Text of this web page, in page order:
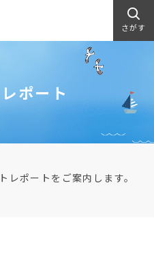
さがす
ポート
レポートをご案内します。